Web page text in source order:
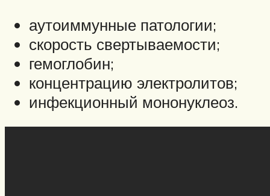
аутоиммунные патологии;
скорость свертываемости;
гемоглобин;
концентрацию электролитов;
инфекционный мононуклеоз.